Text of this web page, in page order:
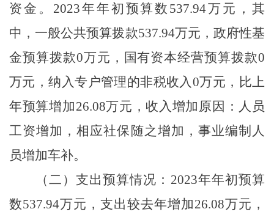
资金。2023年年初预算数537.94万元，其
中，一般公共预算拨款537.94万元，政府性基
金预算拨款0万元，国有资本经营预算拨款0
万元，纳入专户管理的非税收入0万元，比上
年预算增加26.08万元，收入增加原因：人员
工资增加，相应社保随之增加，事业编制人
员增加车补。
（二）支出预算情况：2023年年初预算
数537.94万元，支出较去年增加26.08万元，